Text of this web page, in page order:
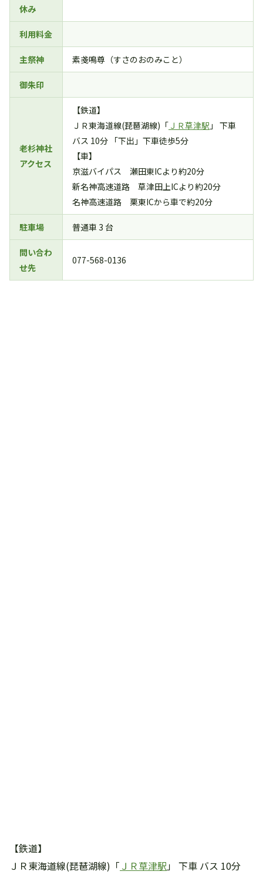
休み
利用料金
主祭神 素戔鳴尊（すさのおのみこと）
御朱印
老杉神社
アクセス
【鉄道】
ＪＲ東海道線(琵琶湖線)「 ＪＲ草津駅 」 下車
バス 10分 「下出」下車徒歩5分
【車】
京滋バイパス 瀬田東ICより約20分
新名神高速道路 草津田上ICより約20分
名神高速道路 栗東ICから車で約20分
駐車場 普通車 3 台
問い合わ
せ先
077-568-0136
【鉄道】
ＪＲ東海道線(琵琶湖線)「 ＪＲ草津駅」 下車 バス 10分